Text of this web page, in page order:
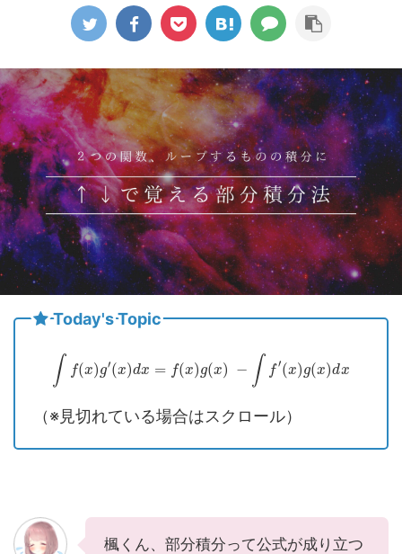
Today's Topic
∫ f(x)g′(x)dx = f(x)g(x) − ∫ f ′(x)g(x)dx
（※見切れている場合はスクロール）
楓くん、部分積分って公式が成り立つ